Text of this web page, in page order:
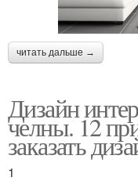
читать дальше →
Дизайн
челны. 12
заказать
1